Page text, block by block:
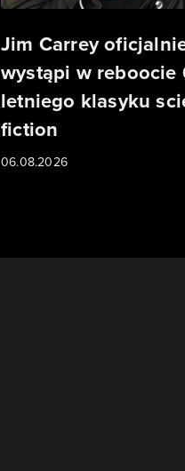
Jim Carrey
wystąpi w reboocie
letniego klasyku
fiction
06.08.2026